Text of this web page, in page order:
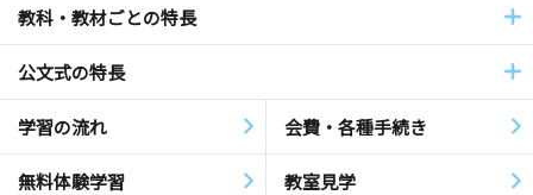
教科・教材ごとの特長
公文式の特長
学習の流れ 会費・各種手続き
無料体験学習 教室見学